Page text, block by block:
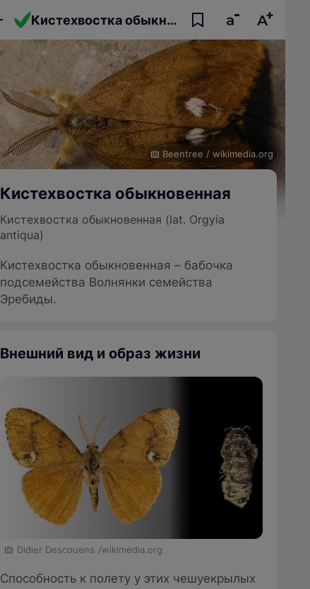
Кистехвостка обыкновенная
Beentree / wikimedia.org
Кистехвостка обыкновенная
Кистехвостка обыкновенная (lat. Orgyia
antiqua)
Кистехвостка обыкновенная – бабочка
подсемейства Волнянки семейства
Эребиды.
Внешний вид и образ жизни
Didier Descouens /wikimedia.org
Способность к полету у этих чешуекрылых